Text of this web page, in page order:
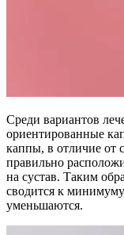
Среди вариантов
ориентированные
каппы, в отличие от
правильно
на сустав. Таким
сводится к
уменьшаются.